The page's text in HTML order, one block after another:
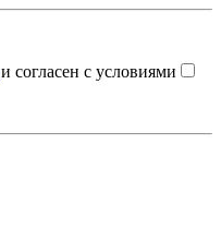
и согласен с условиями